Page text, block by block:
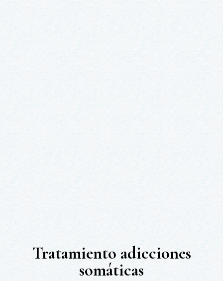
Tratamiento adicciones
somáticas